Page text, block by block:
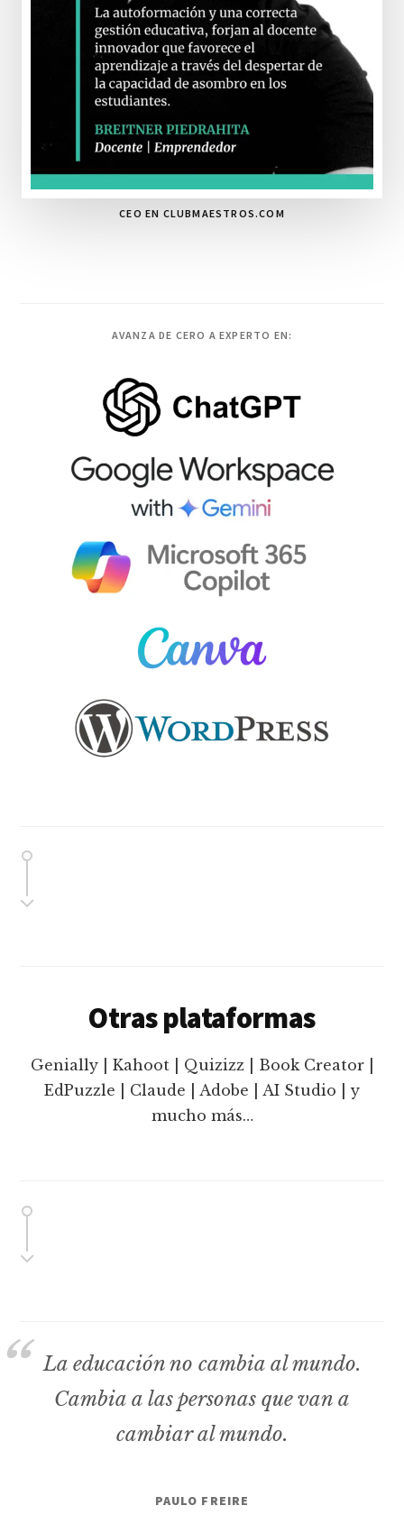
CEO EN CLUBMAESTROS.COM
AVANZA DE CERO A EXPERTO EN:
Otras plataformas
Genially | Kahoot | Quizizz | Book Creator |
EdPuzzle | Claude | Adobe | AI Studio | y
mucho más…
La educación no cambia al mundo.
Cambia a las personas que van a
cambiar al mundo.
PAULO FREIRE